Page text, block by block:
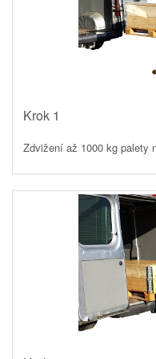
Krok 1
Zdvižení až 1000 kg palety